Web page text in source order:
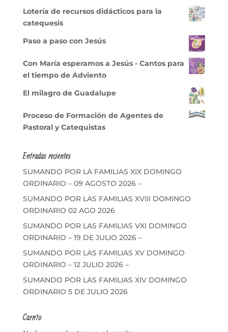
Lotería de recursos didácticos para la
catequesis
Paso a paso con Jesús
Con María esperamos a Jesús - Cantos para
el tiempo de Adviento
El milagro de Guadalupe
Proceso de Formación de Agentes de
Pastoral y Catequistas
Entradas recientes
SUMANDO POR LA FAMILIAS XIX DOMINGO
ORDINARIO – 09 AGOSTO 2026 –
SUMANDO POR LAS FAMILIAS XVIII DOMINGO
ORDINARIO 02 AGO 2026
SUMANDO POR LAS FAMILIAS VXI DOMINGO
ORDINARIO – 19 DE JULIO 2026 –
SUMANDO POR LAS FAMILIAS XV DOMINGO
ORDINARIO – 12 JULIO 2026 –
SUMANDO POR LAS FAMILIAS XIV DOMINGO
ORDINARIO 5 DE JULIO 2026
Carrito